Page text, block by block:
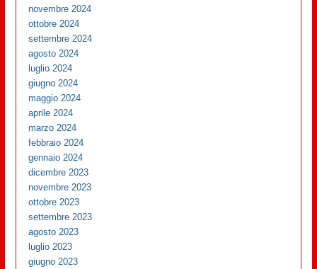
novembre 2024
ottobre 2024
settembre 2024
agosto 2024
luglio 2024
giugno 2024
maggio 2024
aprile 2024
marzo 2024
febbraio 2024
gennaio 2024
dicembre 2023
novembre 2023
ottobre 2023
settembre 2023
agosto 2023
luglio 2023
giugno 2023